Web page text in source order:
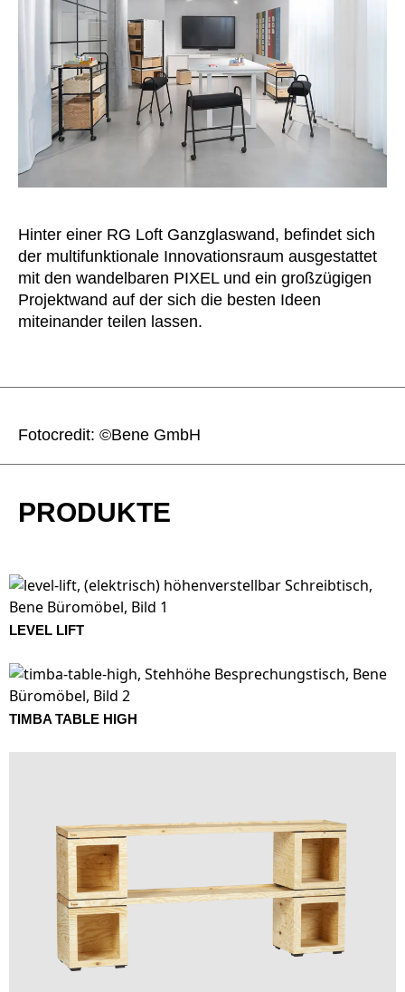
Hinter einer RG Loft Ganzglaswand, befindet sich
der multifunktionale Innovationsraum ausgestattet
mit den wandelbaren PIXEL und ein großzügigen
Projektwand auf der sich die besten Ideen
miteinander teilen lassen.
Fotocredit: ©Bene GmbH
PRODUKTE
LEVEL LIFT
TIMBA TABLE HIGH